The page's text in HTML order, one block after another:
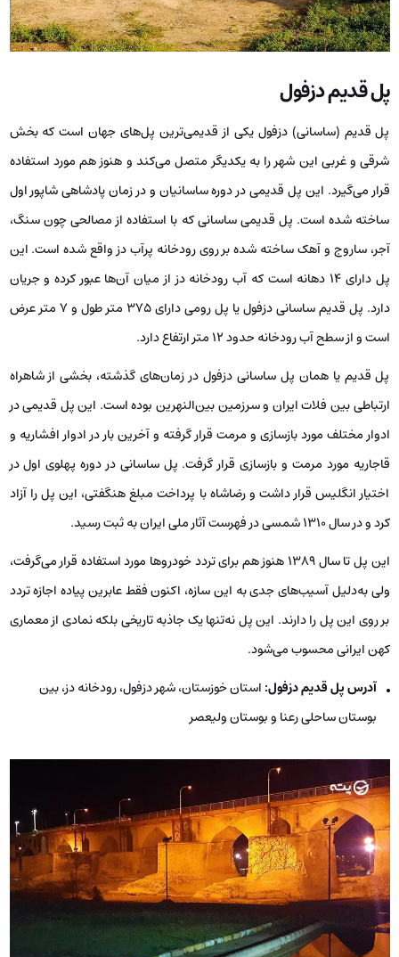
پل قدیم دزفول
پل قدیم (ساسانی) دزفول یکی از قدیمی‌ترین پل‌های جهان است که بخش
شرقی و غربی این شهر را به یکدیگر متصل می‌کند و هنوز هم مورد استفاده
قرار می‌گیرد. این پل قدیمی در دوره ساسانیان و در زمان پادشاهی شاپور اول
ساخته شده است. پل قدیمی ساسانی که با استفاده از مصالحی چون سنگ،
آجر، ساروج و آهک ساخته شده بر روی رودخانه پرآب دز واقع شده است. این
پل دارای ۱۴ دهانه است که آب رودخانه دز از میان آن‌ها عبور کرده و جریان
دارد. پل قدیم ساسانی دزفول یا پل رومی دارای 375 متر طول و 7 متر عرض
است و از سطح آب رودخانه حدود 12 متر ارتفاع دارد.
پل قدیم یا همان پل ساسانی دزفول در زمان‌های گذشته، بخشی از شاهراه
ارتباطی بین فلات ایران و سرزمین بین‌النهرین بوده است. این پل قدیمی در
ادوار مختلف مورد بازسازی و مرمت قرار گرفته و آخرین بار در ادوار افشاریه و
قاجاریه مورد مرمت و بازسازی قرار گرفت. پل ساسانی در دوره پهلوی اول در
اختیار انگلیس قرار داشت و رضاشاه با پرداخت مبلغ هنگفتی، این پل را آزاد
کرد و در سال 1310 شمسی در فهرست آثار ملی ایران به ثبت رسید.
این پل تا سال ۱۳۸۹ هنوز هم برای تردد خودروها مورد استفاده قرار می‌گرفت،
ولی به‌دلیل آسیب‌های جدی به این سازه، اکنون فقط عابرین پیاده اجازه تردد
بر روی این پل را دارند. این پل نه‌تنها یک جاذبه تاریخی بلکه نمادی از معماری
کهن ایرانی محسوب می‌شود.
آدرس پل قدیم دزفول: استان خوزستان، شهر دزفول، رودخانه دز، بین
بوستان ساحلی رعنا و بوستان ولیعصر